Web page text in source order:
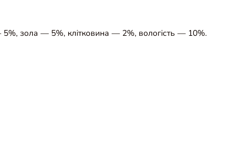
зола — 5%, клітковина — 2%, вологість — 10%.